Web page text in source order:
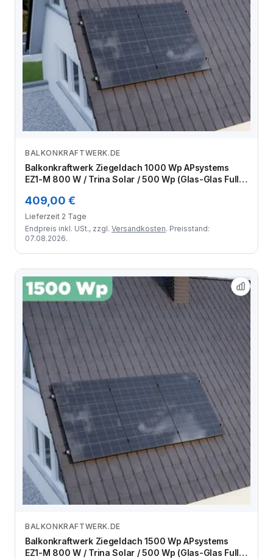
Zum Angebot
BALKONKRAFTWERK.DE
Balkonkraftwerk Ziegeldach 1000 Wp APsystems
EZ1-M 800 W / Trina Solar / 500 Wp (Glas-Glas Full
Module
409,00 €
Lieferzeit 2 Tage
Endpreis inkl. USt., zzgl. Versandkosten. Preisstand:
07.08.2026.
Zum Angebot
BALKONKRAFTWERK.DE
Balkonkraftwerk Ziegeldach 1500 Wp APsystems
EZ1-M 800 W / Trina Solar / 500 Wp (Glas-Glas Full